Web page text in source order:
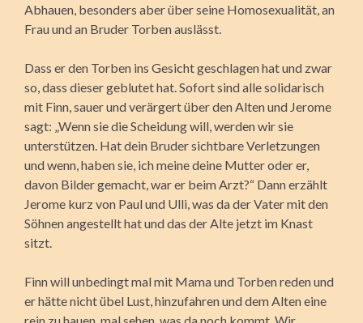
Abhauen, besonders aber über seine Homosexualität, an
Frau und an Bruder Torben auslässt.
Dass er den Torben ins Gesicht geschlagen hat und zwar
so, dass dieser geblutet hat. Sofort sind alle solidarisch
mit Finn, sauer und verärgert über den Alten und Jerome
sagt: „Wenn sie die Scheidung will, werden wir sie
unterstützen. Hat dein Bruder sichtbare Verletzungen
und wenn, haben sie, ich meine deine Mutter oder er,
davon Bilder gemacht, war er beim Arzt?“ Dann erzählt
Jerome kurz von Paul und Ulli, was da der Vater mit den
Söhnen angestellt hat und das der Alte jetzt im Knast
sitzt.
Finn will unbedingt mal mit Mama und Torben reden und
er hätte nicht übel Lust, hinzufahren und dem Alten eine
rein zu hauen, mal sehen, was da noch kommt. Wir